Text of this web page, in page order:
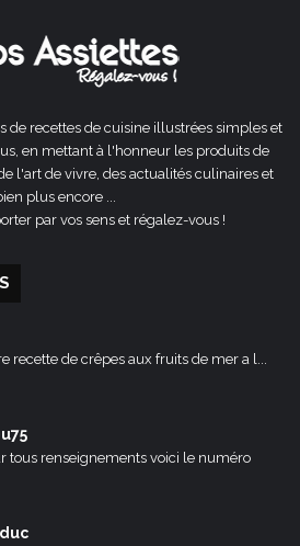
de recettes de cuisine illustrées simples et
en mettant à l'honneur les produits de
l'art de vivre, des actualités culinaires et
plus encore ...
par vos sens et régalez-vous !
recette de crêpes aux fruits de mer a l...
tous renseignements voici le numéro